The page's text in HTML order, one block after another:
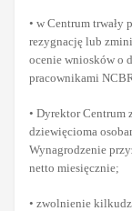
• w Centrum trwały
rezygnację lub
ocenie wniosków o
pracownikami
• Dyrektor Centrum
dziewięcioma
Wynagrodzenie
netto miesięcznie;
• zwolnienie